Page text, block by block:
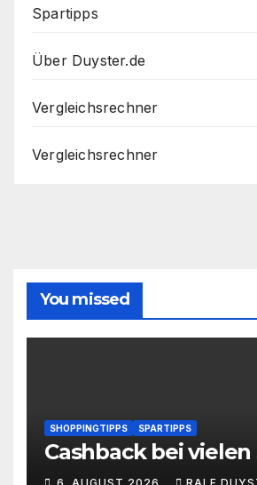
Spartipps
Über Duyster.de
Vergleichsrechner
Vergleichsrechner
You missed
SHOPPINGTIPPS SPARTIPPS
Cashback bei vielen